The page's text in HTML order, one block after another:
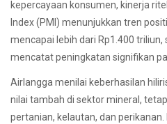
kepercayaan konsumen, kinerja
Index (PMI) menunjukkan tren
mencapai lebih dari Rp1.400
mencatat peningkatan signifikan
Airlangga menilai keberhasilan
nilai tambah di sektor mineral,
pertanian, kelautan, dan